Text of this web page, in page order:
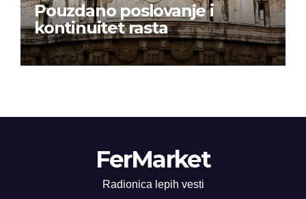
Pouzdano poslovanje i
kontinuitet rasta
FerMarket
Radionica lepih vesti